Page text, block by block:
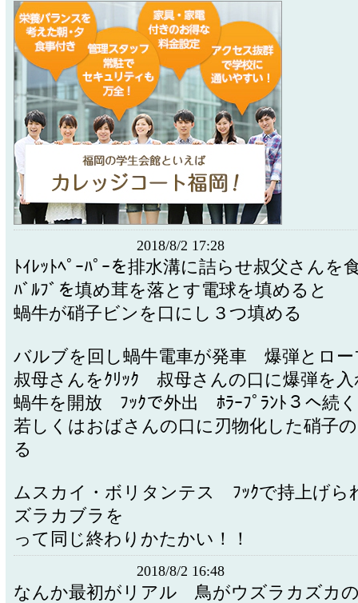
2018/8/2 17:28
ﾄｲﾚｯﾄﾍﾟｰﾊﾟｰを排水溝に詰らせ叔父さん
ﾊﾞﾙﾌﾞを填め茸を落とす電球を填めると
蝸牛が硝子ビンを口にし３つ填める
バルブを回し蝸牛電車が発車 爆弾とロ
叔母さんをｸﾘｯｸ 叔母さんの口に爆弾を
蝸牛を開放 ﾌｯｸで外出 ﾎﾗｰﾌﾟﾗﾝﾄ３へ続
若しくはおばさんの口に刃物化した硝子
る
ムスカイ・ボリタンテス ﾌｯｸで持上げら
ズラカブラを
って同じ終わりかたかい！！
2018/8/2 16:48
なんか最初がリアル 鳥がウズラカズカ